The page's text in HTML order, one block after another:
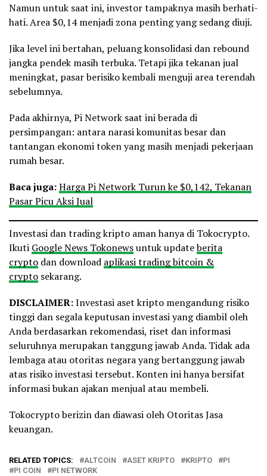
Namun untuk saat ini, investor tampaknya masih berhati-
hati. Area $0,14 menjadi zona penting yang sedang diuji.
Jika level ini bertahan, peluang konsolidasi dan rebound
jangka pendek masih terbuka. Tetapi jika tekanan jual
meningkat, pasar berisiko kembali menguji area terendah
sebelumnya.
Pada akhirnya, Pi Network saat ini berada di
persimpangan: antara narasi komunitas besar dan
tantangan ekonomi token yang masih menjadi pekerjaan
rumah besar.
Baca juga:Harga Pi Network Turun ke $0,142, Tekanan
Pasar Picu Aksi Jual
Investasi dan trading kripto aman hanya di Tokocrypto.
Ikuti Google News Tokonewsuntuk updateberita
crypto dan download aplikasi trading bitcoin &
crypto sekarang.
DISCLAIMER:Investasi aset kripto mengandung risiko
tinggi dan segala keputusan investasi yang diambil oleh
Anda berdasarkan rekomendasi, riset dan informasi
seluruhnya merupakan tanggung jawab Anda. Tidak ada
lembaga atau otoritas negara yang bertanggung jawab
atas risiko investasi tersebut. Konten ini hanya bersifat
informasi bukan ajakan menjual atau membeli.
Tokocrypto berizin dan diawasi oleh Otoritas Jasa
keuangan.
RELATED TOPICS: ALTCOIN ASET KRIPTO KRIPTO
PI
PI COIN
PI NETWORK